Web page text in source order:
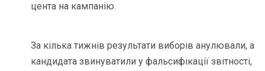
цента на кампанію.
За кілька тижнів результати виборів анулювали, а
кандидата звинуватили у фальсифікації звітності,